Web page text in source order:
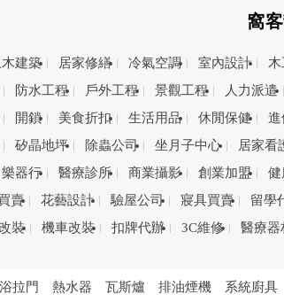
窩
木建築 居家修繕 冷氣空調 室內設計
防水工程 戶外工程 景觀工程 人力派遣
開鎖 美食折扣 生活用品 休閒保健 進
矽晶地坪 除蟲公司 坐月子中心 居家看
樂器行 醫療診所 商業攝影 創業加盟 健
賣 花藝設計 驗屋公司 寢具買賣 留學
裝 機車改裝 扣牌代辦 3C維修 醫療器
拉門 熱水器 瓦斯爐 排油煙機 系統廚具